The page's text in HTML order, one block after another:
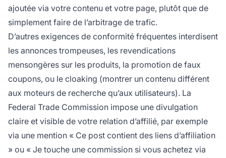
ajoutée via votre contenu et votre page, plutôt que de
simplement faire de l’arbitrage de trafic.
D’autres exigences de conformité fréquentes interdisent
les annonces trompeuses, les revendications
mensongères sur les produits, la promotion de faux
coupons, ou le cloaking (montrer un contenu différent
aux moteurs de recherche qu’aux utilisateurs). La
Federal Trade Commission impose une divulgation
claire et visible de votre relation d’affilié, par exemple
via une mention « Ce post contient des liens d’affiliation
» ou « Je touche une commission si vous achetez via